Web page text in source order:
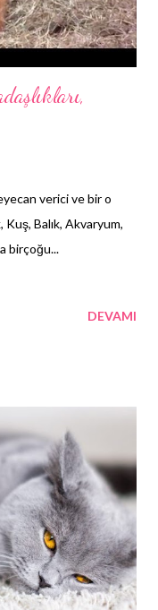
verici ve bir o
Balık, Akvaryum,
birçoğu...
DEVAMI